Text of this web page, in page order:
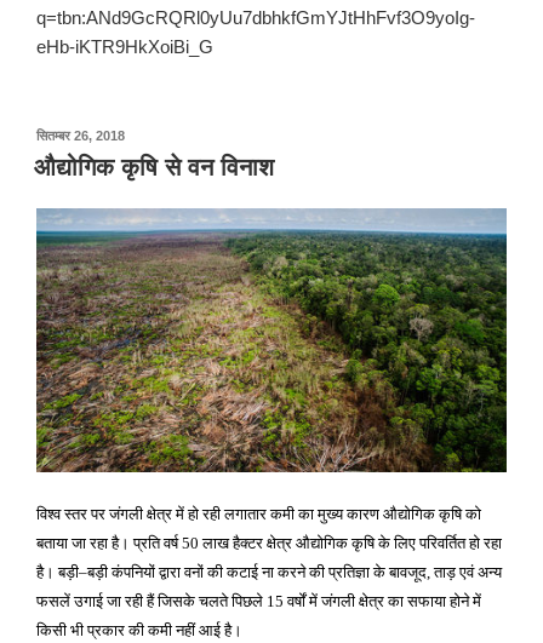
q=tbn:ANd9GcRQRl0yUu7dbhkfGmYJtHhFvf3O9yoIg-
eHb-iKTR9HkXoiBi_G
सितम्बर 26, 2018पर
प्रकाशित
किया
औद्योगिक कृषि से वन विनाश
विश्व स्तर पर जंगली क्षेत्र में हो रही लगातार कमी का मुख्य कारण औद्योगिक कृषि को
बताया जा रहा है। प्रति वर्ष50लाख हैक्टर क्षेत्र औद्योगिक कृषि के लिए परिवर्तित हो रहा
है। बड़ी–बड़ी कंपनियों द्वारा वनों की कटाई ना करने की प्रतिज्ञा के बावजूद,ताड़ एवं अन्य
फसलें उगाई जा रही हैं जिसके चलते पिछले 15वर्षों में जंगली क्षेत्र का सफाया होने में
किसी भी प्रकार की कमी नहीं आई है।